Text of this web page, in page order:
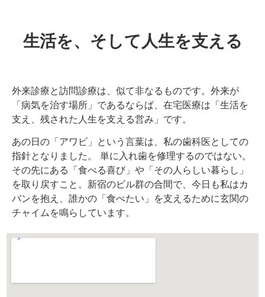
生活を、そして人生を支える
外来診療と訪問診療は、似て非なるものです。外来が
「病気を治す場所」であるならば、在宅医療は「生活を
支え、残された人生を支える営み」です。
あの日の「アワビ」という言葉は、私の歯科医としての
指針となりました。 単に入れ歯を修理するのではない。
その先にある「食べる喜び」や「その人らしい暮らし」
を取り戻すこと。新宿のビル群の合間で、今日も私はカ
バンを抱え、誰かの「食べたい」を支えるために玄関の
チャイムを鳴らしています。